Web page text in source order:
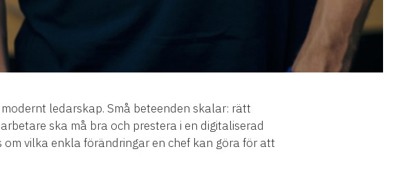
ledarskap. Små beteenden skalar: rätt
ska må bra och prestera i en digitaliserad
vilka enkla förändringar en chef kan göra för att